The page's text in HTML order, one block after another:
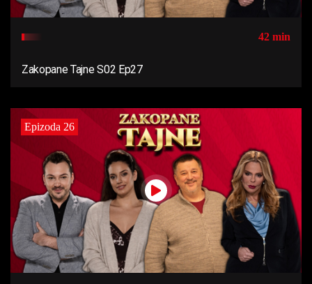
42 min
Zakopane Tajne S02 Ep27
Epizoda 26